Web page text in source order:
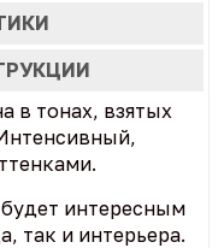
ВКЛАДКА)
в тонах, взятых
интересным
так и интерьера.